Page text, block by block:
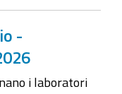
-
i laboratori